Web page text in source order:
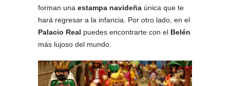
forman una estampa navideña única que te
hará regresar a la infancia. Por otro lado, en el
Palacio Real puedes encontrarte con el Belén
más lujoso del mundo.